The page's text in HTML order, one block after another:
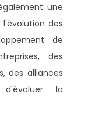
une
des
de
des
des alliances
la